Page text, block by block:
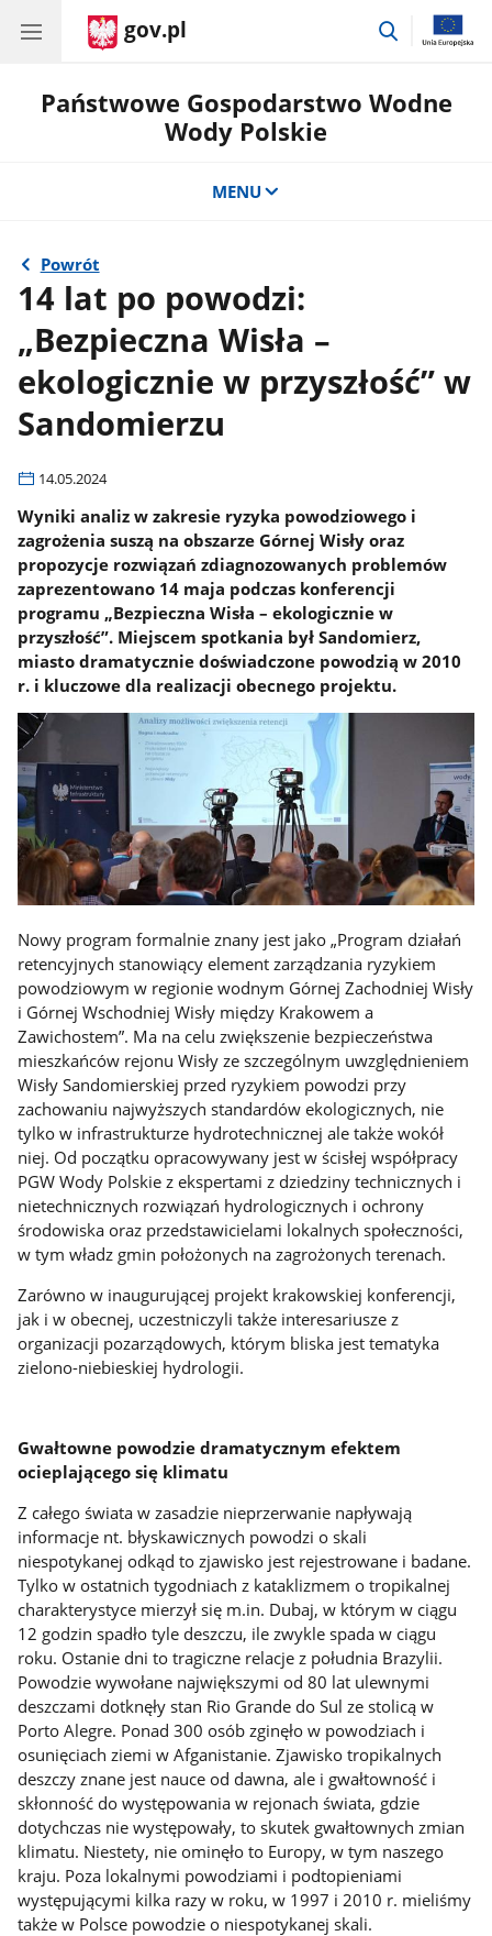
gov.pl
przejdź
Państwowe Gospodarstwo Wodne
Wody Polskie
MENU
Powrót
14 lat po powodzi:
„Bezpieczna Wisła –
ekologicznie w przyszłość” w
Sandomierzu
14.05.2024
Wyniki analiz w zakresie ryzyka powodziowego i
zagrożenia suszą na obszarze Górnej Wisły oraz
propozycje rozwiązań zdiagnozowanych problemów
zaprezentowano 14 maja podczas konferencji
programu „Bezpieczna Wisła – ekologicznie w
przyszłość”. Miejscem spotkania był Sandomierz,
miasto dramatycznie doświadczone powodzią w 2010
r. i kluczowe dla realizacji obecnego projektu.
Nowy program formalnie znany jest jako „Program działań
retencyjnych stanowiący element zarządzania ryzykiem
powodziowym w regionie wodnym Górnej Zachodniej Wisły
i Górnej Wschodniej Wisły między Krakowem a
Zawichostem”. Ma na celu zwiększenie bezpieczeństwa
mieszkańców rejonu Wisły ze szczególnym uwzględnieniem
Wisły Sandomierskiej przed ryzykiem powodzi przy
zachowaniu najwyższych standardów ekologicznych, nie
tylko w infrastrukturze hydrotechnicznej ale także wokół
niej. Od początku opracowywany jest w ścisłej współpracy
PGW Wody Polskie z ekspertami z dziedziny technicznych i
nietechnicznych rozwiązań hydrologicznych i ochrony
środowiska oraz przedstawicielami lokalnych społeczności,
w tym władz gmin położonych na zagrożonych terenach.
Zarówno w inaugurującej projekt krakowskiej konferencji,
jak i w obecnej, uczestniczyli także interesariusze z
organizacji pozarządowych, którym bliska jest tematyka
zielono-niebieskiej hydrologii.
Gwałtowne powodzie dramatycznym efektem
ocieplającego się klimatu
Z całego świata w zasadzie nieprzerwanie napływają
informacje nt. błyskawicznych powodzi o skali
niespotykanej odkąd to zjawisko jest rejestrowane i badane.
Tylko w ostatnich tygodniach z kataklizmem o tropikalnej
charakterystyce mierzył się m.in. Dubaj, w którym w ciągu
12 godzin spadło tyle deszczu, ile zwykle spada w ciągu
roku. Ostanie dni to tragiczne relacje z południa Brazylii.
Powodzie wywołane największymi od 80 lat ulewnymi
deszczami dotknęły stan Rio Grande do Sul ze stolicą w
Porto Alegre. Ponad 300 osób zginęło w powodziach i
osunięciach ziemi w Afganistanie. Zjawisko tropikalnych
deszczy znane jest nauce od dawna, ale i gwałtowność i
skłonność do występowania w rejonach świata, gdzie
dotychczas nie występowały, to skutek gwałtownych zmian
klimatu. Niestety, nie ominęło to Europy, w tym naszego
kraju. Poza lokalnymi powodziami i podtopieniami
występującymi kilka razy w roku, w 1997 i 2010 r. mieliśmy
także w Polsce powodzie o niespotykanej skali.